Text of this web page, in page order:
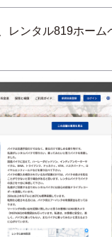
レンタル819ホー